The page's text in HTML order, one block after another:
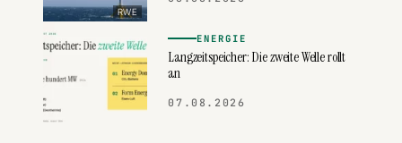
RWE
ENERGIE
Langzeitspeicher: Die zweite Welle rollt
an
07.08.2026